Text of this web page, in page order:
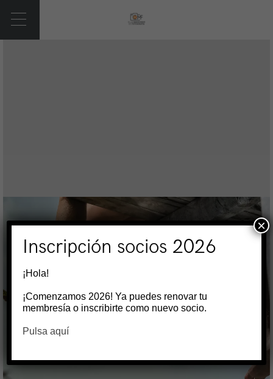
Inscripción socios 2026
¡Hola!
¡Comenzamos 2026! Ya puedes renovar tu
membresía o inscribirte como nuevo socio.
Pulsa aquí
×